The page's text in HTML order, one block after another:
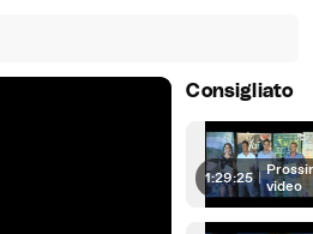
Consigliato
1:29:25 | video